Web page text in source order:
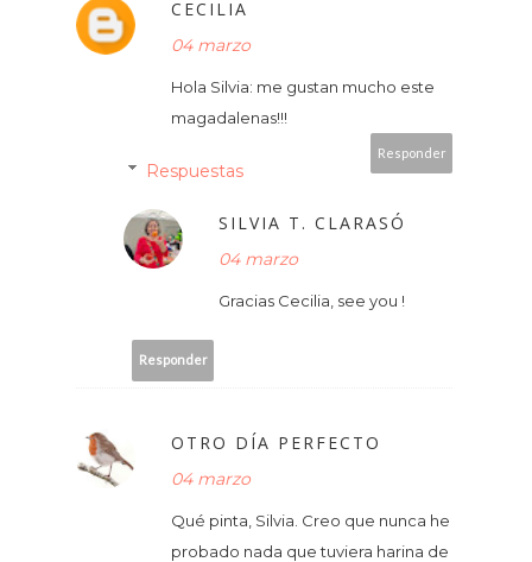
CECILIA
04 marzo
Hola Silvia: me gustan mucho este
magadalenas!!!
Responder
Respuestas
SILVIA T. CLARASÓ
04 marzo
Gracias Cecilia, see you !
Responder
OTRO DÍA PERFECTO
04 marzo
Qué pinta, Silvia. Creo que nunca he
probado nada que tuviera harina de